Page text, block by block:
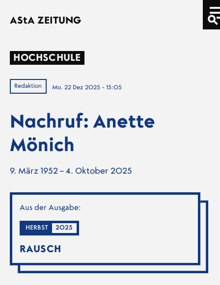
AStA ZEITUNG
HOCHSCHULE
Redaktion Mo. 22 Dez 2025 - 15:05
Nachruf: Anette
Mönich
9. März 1952 – 4. Oktober 2025
Aus der Ausgabe:
HERBST 2025
RAUSCH